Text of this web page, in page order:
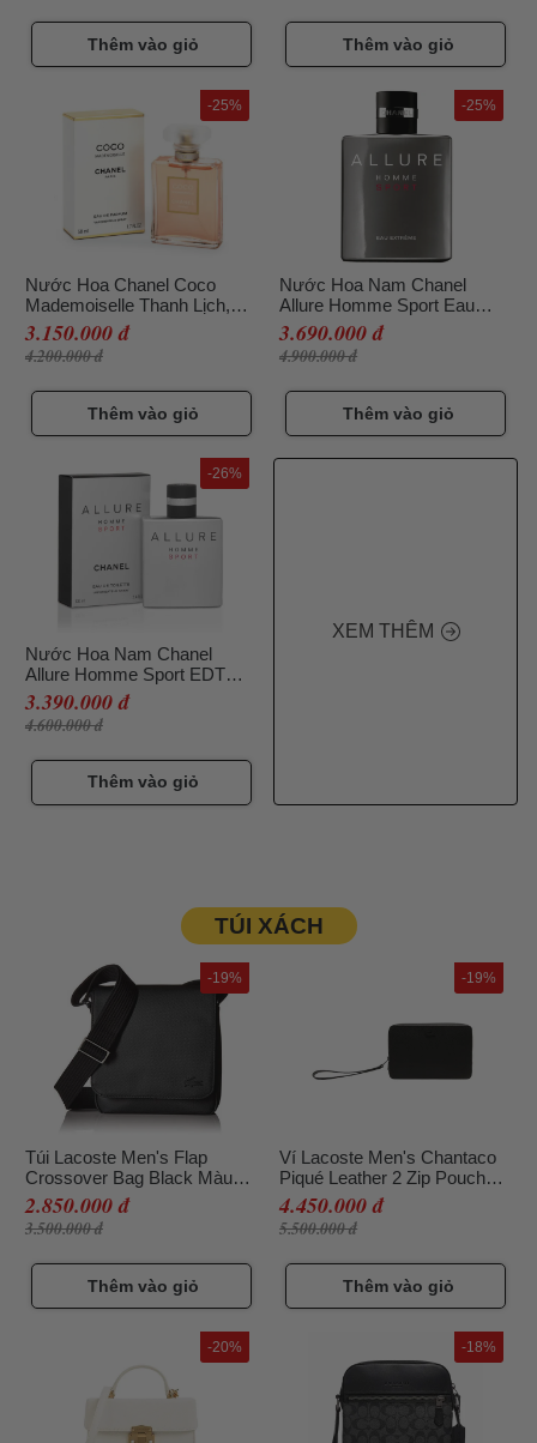
Thêm vào giỏ Thêm vào giỏ
Nước Hoa Chanel Coco
Mademoiselle Thanh Lịch,
50ml
3.150.000 đ
4.200.000 đ
-25%
Thêm vào giỏ
Nước Hoa Nam Chanel
Allure Homme Sport Eau
Extreme Thơm Lâu, 100ml
3.690.000 đ
4.900.000 đ
-25%
Thêm vào giỏ
Nước Hoa Nam Chanel
Allure Homme Sport EDT
100ml
3.390.000 đ
4.600.000 đ
-26%
Thêm vào giỏ
XEM THÊM
TÚI XÁCH
Túi Lacoste Men's Flap
Crossover Bag Black Màu
Đen
2.850.000 đ
3.500.000 đ
-19%
Thêm vào giỏ
Ví Lacoste Men's Chantaco
Piqué Leather 2 Zip Pouch
Black NH2922CE Màu Đen
4.450.000 đ
5.500.000 đ
-19%
Thêm vào giỏ
-20% -18%